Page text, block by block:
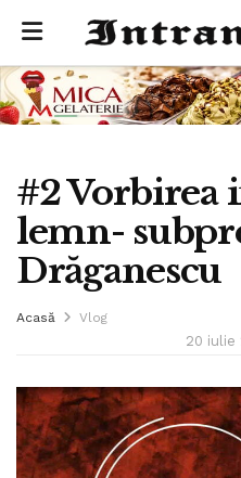
#2 Vorbirea
lemn-
Drăganescu
Acasă Vlog
20 iulie